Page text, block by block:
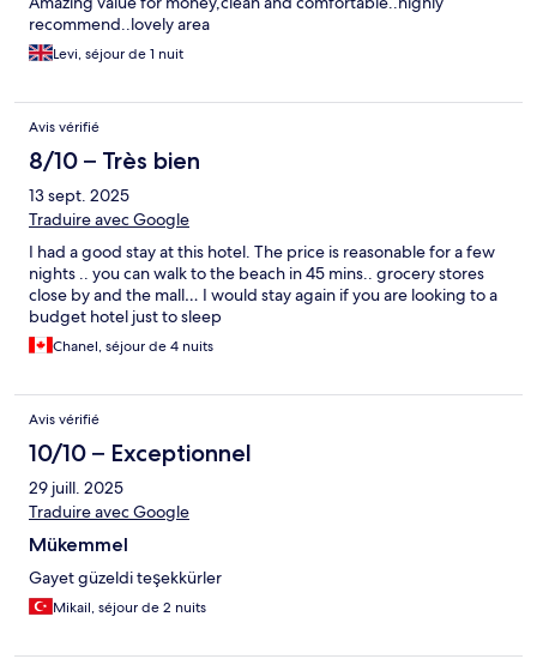
recommend..lovely area
Levi, séjour de 1 nuit
Avis vérifié
8/10 – Très bien
13 sept. 2025
Traduire avec Google
I had a good stay at this hotel. The price is reasonable for a few
nights .. you can walk to the beach in 45 mins.. grocery stores
close by and the mall… I would stay again if you are looking to a
budget hotel just to sleep
Chanel, séjour de 4 nuits
Avis vérifié
10/10 – Exceptionnel
29 juill. 2025
Traduire avec Google
Mükemmel
Gayet güzeldi teşekkürler
Mikail, séjour de 2 nuits